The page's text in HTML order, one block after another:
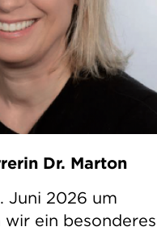
Dr. Marton
Juni 2026 um
wir ein besonderes